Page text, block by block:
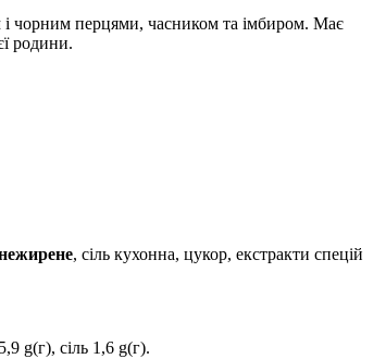
і чорним перцями, часником та імбиром. Має
родини.
, сіль кухонна, цукор, екстракти спецій
g(г), сіль 1,6 g(г).